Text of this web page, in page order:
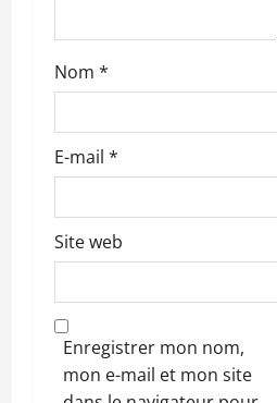
c
l
e
Nom *
E-mail *
Site web
Enregistrer mon nom,
mon e-mail et mon site